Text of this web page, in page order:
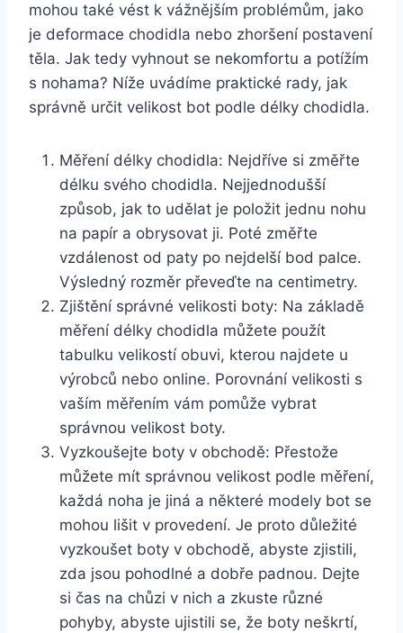
mohou také vést k vážnějším problémům, jako
je deformace chodidla nebo zhoršení postavení
těla. Jak tedy vyhnout se nekomfortu a potížím
s nohama? Níže uvádíme praktické rady, jak
správně určit velikost bot podle délky chodidla.
Měření délky chodidla: Nejdříve si změřte
délku svého chodidla. Nejjednodušší
způsob, jak to udělat je položit jednu nohu
na papír a obrysovat ji. Poté změřte
vzdálenost od paty po nejdelší bod palce.
Výsledný rozměr převeďte na centimetry.
Zjištění správné velikosti boty: Na základě
měření délky chodidla můžete použít
tabulku velikostí obuvi, kterou najdete u
výrobců nebo online. Porovnání velikosti s
vaším měřením vám pomůže vybrat
správnou velikost boty.
Vyzkoušejte boty v obchodě: Přestože
můžete mít správnou velikost podle měření,
každá noha je jiná a některé modely bot se
mohou lišit v provedení. Je proto důležité
vyzkoušet boty v obchodě, abyste zjistili,
zda jsou pohodlné a dobře padnou. Dejte
si čas na chůzi v nich a zkuste různé
pohyby, abyste ujistili se, že boty neškrtí,